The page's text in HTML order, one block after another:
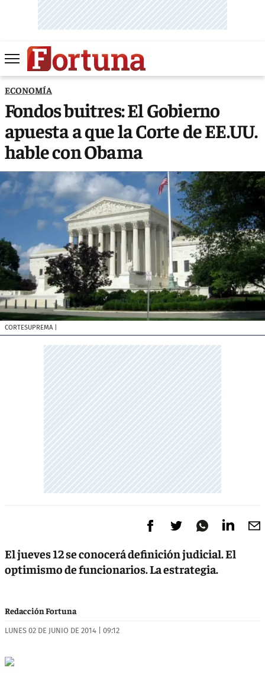
ECONOMÍA
Fondos buitres: El Gobierno
apuesta a que la Corte de EE.UU.
hable con Obama
CORTESUPREMA|
El jueves 12 se conocerá definición judicial. El
optimismo de funcionarios. La estrategia.
Redacción Fortuna
LUNES 02 DE JUNIO DE 2014 | 09:12